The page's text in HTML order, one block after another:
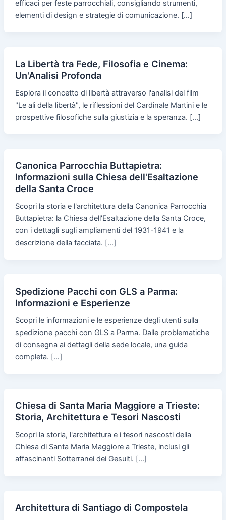
efficaci per feste parrocchiali, consigliando strumenti,
elementi di design e strategie di comunicazione. […]
La Libertà tra Fede, Filosofia e Cinema:
Un'Analisi Profonda
Esplora il concetto di libertà attraverso l'analisi del film
"Le ali della libertà", le riflessioni del Cardinale Martini e le
prospettive filosofiche sulla giustizia e la speranza. […]
Canonica Parrocchia Buttapietra:
Informazioni sulla Chiesa dell'Esaltazione
della Santa Croce
Scopri la storia e l'architettura della Canonica Parrocchia
Buttapietra: la Chiesa dell'Esaltazione della Santa Croce,
con i dettagli sugli ampliamenti del 1931-1941 e la
descrizione della facciata. […]
Spedizione Pacchi con GLS a Parma:
Informazioni e Esperienze
Scopri le informazioni e le esperienze degli utenti sulla
spedizione pacchi con GLS a Parma. Dalle problematiche
di consegna ai dettagli della sede locale, una guida
completa. […]
Chiesa di Santa Maria Maggiore a Trieste:
Storia, Architettura e Tesori Nascosti
Scopri la storia, l'architettura e i tesori nascosti della
Chiesa di Santa Maria Maggiore a Trieste, inclusi gli
affascinanti Sotterranei dei Gesuiti. […]
Architettura di Santiago di Compostela